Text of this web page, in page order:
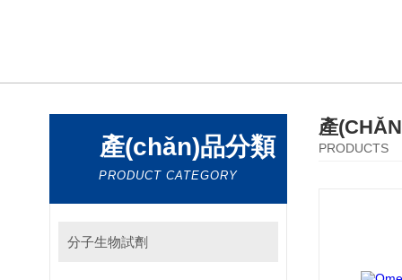
產(chǎn)品分類
PRODUCT CATEGORY
分子生物試劑
產
PRODUCTS